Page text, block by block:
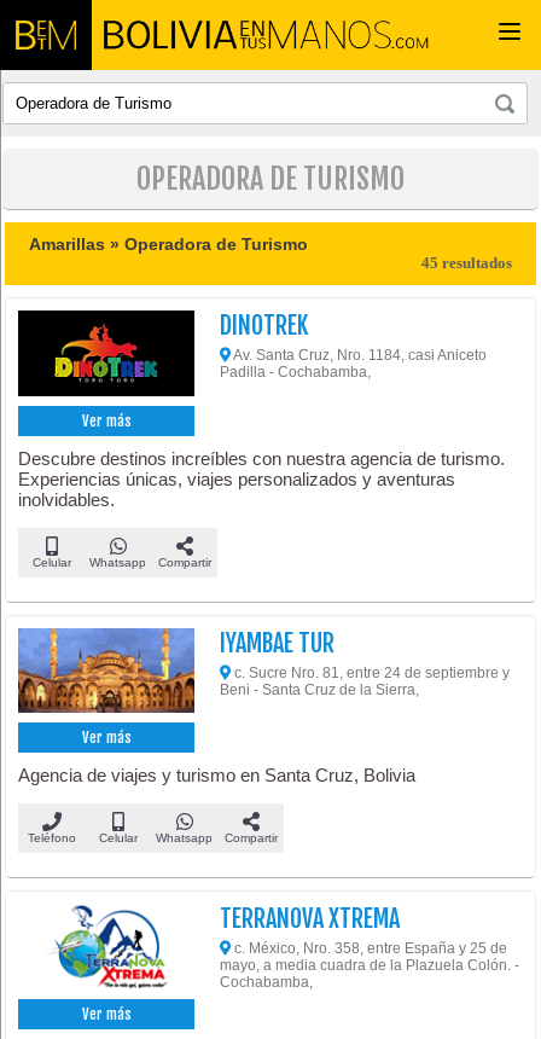
OPERADORA DE TURISMO
Amarillas »Operadora de Turismo
45 resultados
Ver más
DINOTREK
Av. Santa Cruz, Nro. 1184, casi Aniceto
Padilla - Cochabamba,
Descubre destinos increíbles con nuestra agencia de turismo.
Experiencias únicas, viajes personalizados y aventuras
inolvidables.
Celular Whatsapp Compartir
Ver más
IYAMBAE TUR
c. Sucre Nro. 81, entre 24 de septiembre y
Beni - Santa Cruz de la Sierra,
Agencia de viajes y turismo en Santa Cruz, Bolivia
Teléfono Celular Whatsapp Compartir
Ver más
TERRANOVA XTREMA
c. México, Nro. 358, entre España y 25 de
mayo, a media cuadra de la Plazuela Colón. -
Cochabamba,